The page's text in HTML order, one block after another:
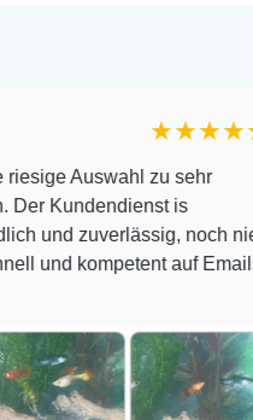
★★★★★
zu sehr
is
noch nie
auf Emails